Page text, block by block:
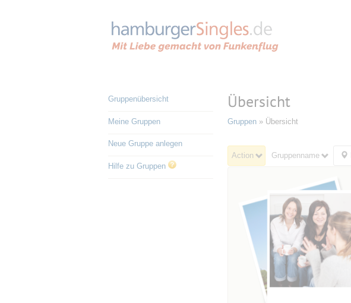
Gruppenübersicht
Meine Gruppen
Neue Gruppe anlegen
Hilfe zu Gruppen
Übersicht
Gruppen» Übersicht
Action Gruppenname